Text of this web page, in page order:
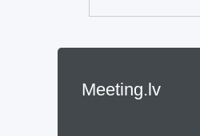
Meeting.lv